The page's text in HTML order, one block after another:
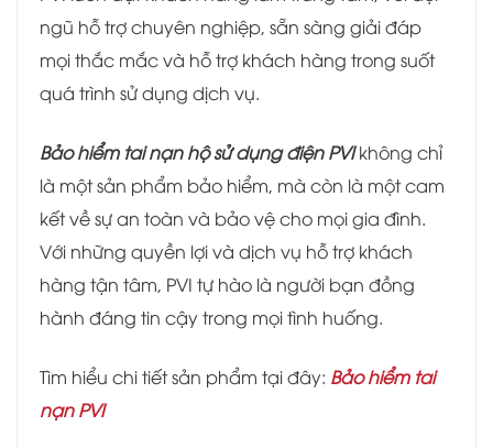
ngũ hỗ trợ chuyên nghiệp, sẵn sàng giải đáp
mọi thắc mắc và hỗ trợ khách hàng trong suốt
quá trình sử dụng dịch vụ.
Bảo hiểm tai nạn hộ sử dụng điện PVIkhông chỉ
là một sản phẩm bảo hiểm, mà còn là một cam
kết về sự an toàn và bảo vệ cho mọi gia đình.
Với những quyền lợi và dịch vụ hỗ trợ khách
hàng tận tâm, PVI tự hào là người bạn đồng
hành đáng tin cậy trong mọi tình huống.
Tìm hiểu chi tiết sản phẩm tại đây: Bảo hiểm tai
nạn PVI